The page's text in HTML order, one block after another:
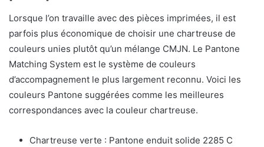
Lorsque l’on travaille avec des pièces imprimées, il est
parfois plus économique de choisir une chartreuse de
couleurs unies plutôt qu’un mélange CMJN. Le Pantone
Matching System est le système de couleurs
d’accompagnement le plus largement reconnu. Voici les
couleurs Pantone suggérées comme les meilleures
correspondances avec la couleur chartreuse.
Chartreuse verte : Pantone enduit solide 2285 C